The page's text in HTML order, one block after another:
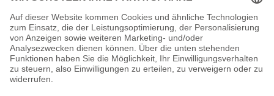
Alexandra LexerSeiten, Steckbrief, Kurzbio etc.
n.n.v. - Die offizielle Alexandra Lexer Homepage